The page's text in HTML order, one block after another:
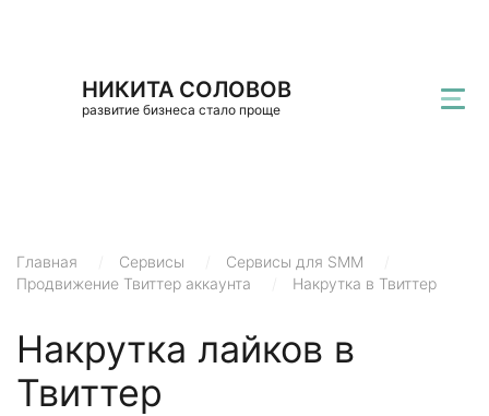
НИКИТА СОЛОВОВ
развитие бизнеса стало проще
Главная Сервисы Сервисы для SMM
Продвижение Твиттер аккаунта
Накрутка в Твиттер
Накрутка лайков в
Твиттер